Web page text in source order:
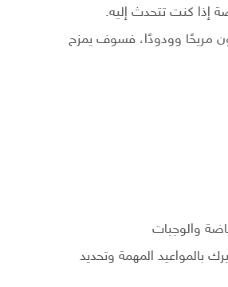
مريحًا وودودًا، فسوف يمزح
بالمواعيد المهمة وتحديد